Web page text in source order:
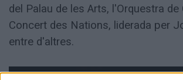
del Palau de les Arts, l'Orquestra de
Concert des Nations, liderada per
entre d'altres.